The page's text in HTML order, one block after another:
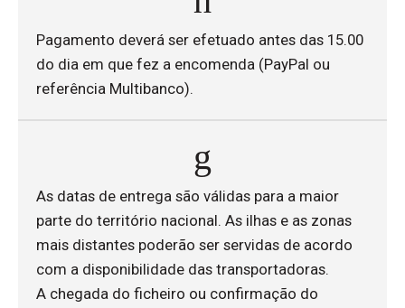
Pagamento deverá ser efetuado antes das 15.00
do dia em que fez a encomenda (PayPal ou
referência Multibanco).
As datas de entrega são válidas para a maior
parte do território nacional. As ilhas e as zonas
mais distantes poderão ser servidas de acordo
com a disponibilidade das transportadoras.
A chegada do ficheiro ou confirmação do